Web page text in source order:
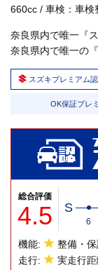
660cc / 車検：車検
奈良県内で唯一『
奈良県内で唯一の
スズキプレミアム
OK保証プレ
総合評価
4.5 S
6
機能:
整備・
走行:
実走行